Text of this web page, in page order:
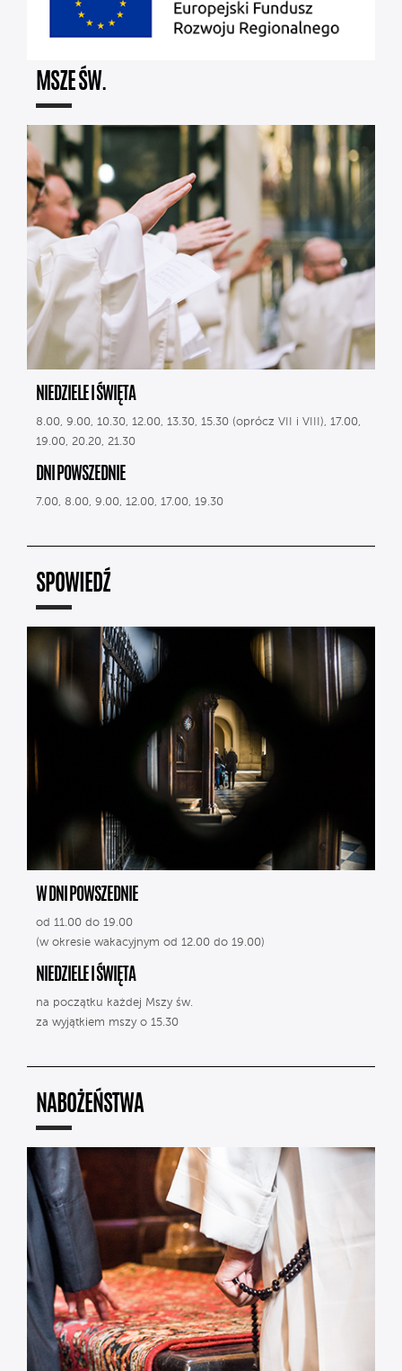
MSZE ŚW.
NIEDZIELE I ŚWIĘTA
8.00, 9.00, 10.30, 12.00, 13.30, 15.30 (oprócz VII i VIII), 17.00,
19.00, 20.20, 21.30
DNI POWSZEDNIE
7.00, 8.00, 9.00, 12.00, 17.00, 19.30
SPOWIEDŹ
W DNI POWSZEDNIE
od 11.00 do 19.00
(w okresie wakacyjnym od 12.00 do 19.00)
NIEDZIELE I ŚWIĘTA
na początku każdej Mszy św.
za wyjątkiem mszy o 15.30
NABOŻEŃSTWA